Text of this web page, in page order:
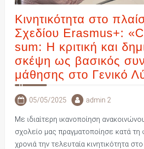
Κινητικότητα στο
Σχεδίου Erasmus+:
sum: Η κριτική και
σκέψη ως βασικός
μάθησης στο Γενικό
05/05/2025 admin 2
Με ιδιαίτερη ικανοποίηση
σχολείο μας πραγματοποίησε κατά τη
χρονιά την τελευταία κινητικότητα